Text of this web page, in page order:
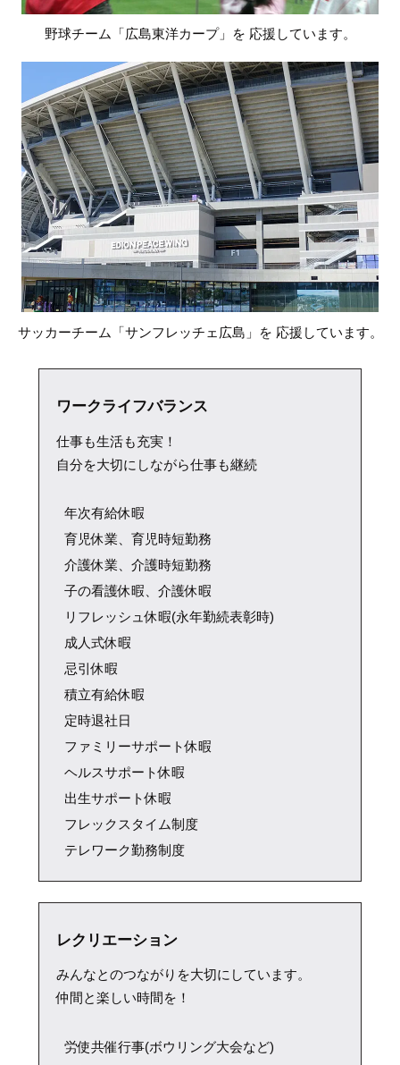
野球チーム「広島東洋カープ」を 応援しています。
サッカーチーム「サンフレッチェ広島」を 応援しています。
ワークライフバランス
仕事も生活も充実！
自分を大切にしながら仕事も継続
年次有給休暇
育児休業、育児時短勤務
介護休業、介護時短勤務
子の看護休暇、介護休暇
リフレッシュ休暇(永年勤続表彰時)
成人式休暇
忌引休暇
積立有給休暇
定時退社日
ファミリーサポート休暇
ヘルスサポート休暇
出生サポート休暇
フレックスタイム制度
テレワーク勤務制度
レクリエーション
みんなとのつながりを大切にしています。
仲間と楽しい時間を！
労使共催行事(ボウリング大会など)